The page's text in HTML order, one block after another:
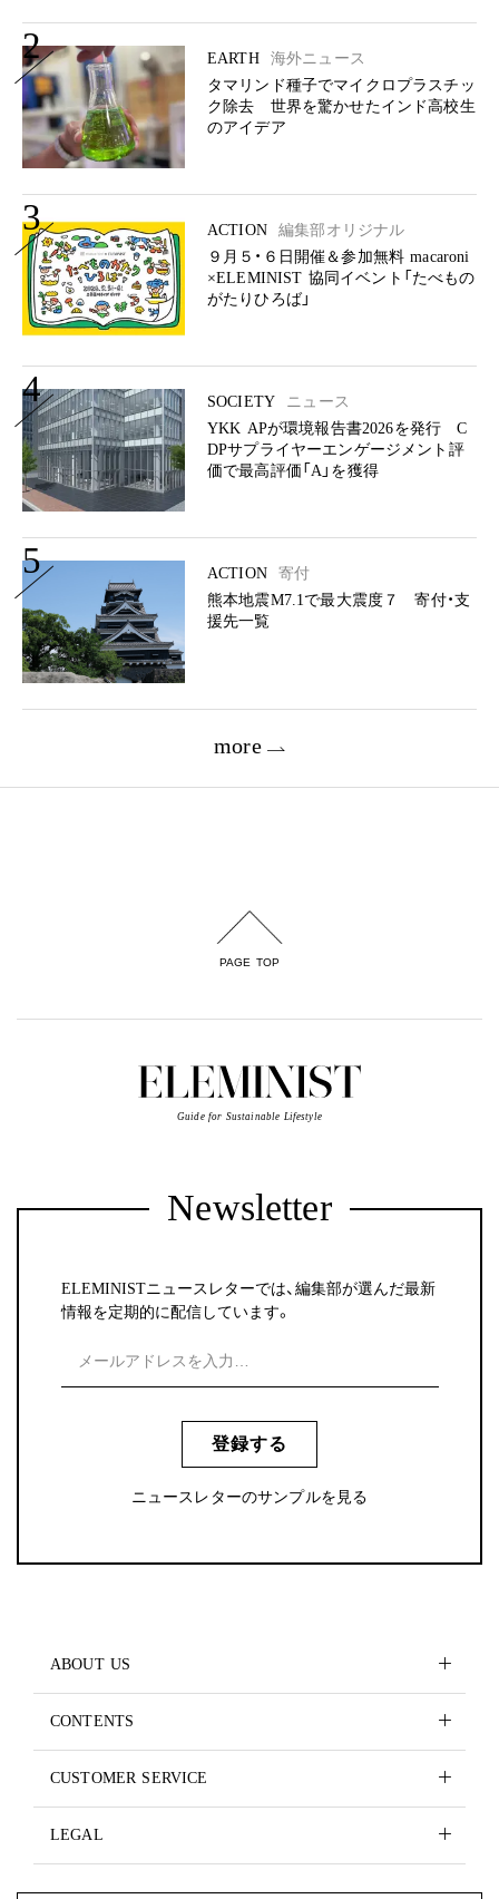
2 EARTH
海外ニュース
タマリンド種子でマイクロプラスチッ
ク除去 世界を驚かせたインド高校生
のアイデア
3 ACTION
編集部オリジナル
９月５・６日開催＆参加無料 macaroni
×ELEMINIST 協同イベント「たべもの
がたりひろば」
4 SOCIETY
ニュース
YKK APが環境報告書2026を発行 C
DPサプライヤーエンゲージメント評
価で最高評価「A」を獲得
5 ACTION
寄付
熊本地震M7.1で最大震度７ 寄付・支
援先一覧
more
PAGE TOP
Guide for Sustainable Lifestyle
Newsletter
ELEMINISTニュースレターでは、編集部が選んだ最新
情報を定期的に配信しています。
登録する
ニュースレターのサンプルを見る
ABOUT US
CONTENTS
CUSTOMER SERVICE
LEGAL